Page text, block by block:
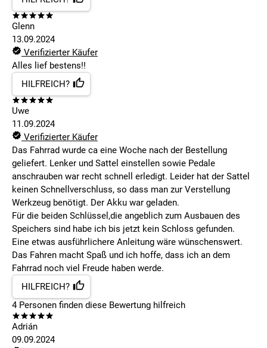
Glenn
13.09.2024
Verifizierter Käufer
Alles lief bestens!!
HILFREICH?
Uwe
11.09.2024
Verifizierter Käufer
Das Fahrrad wurde ca eine Woche nach der Bestellung
geliefert. Lenker und Sattel einstellen sowie Pedale
anschrauben war recht schnell erledigt. Leider hat der Sattel
keinen Schnellverschluss, so dass man zur Verstellung
Werkzeug benötigt. Der Akku war geladen.
Für die beiden Schlüssel,die angeblich zum Ausbauen des
Speichers sind habe ich bis jetzt kein Schloss gefunden.
Eine etwas ausführlichere Anleitung wäre wünschenswert.
Das Fahren macht Spaß und ich hoffe, dass ich an dem
Fahrrad noch viel Freude haben werde.
HILFREICH?
4Personen finden diese Bewertung hilfreich
Adrián
09.09.2024